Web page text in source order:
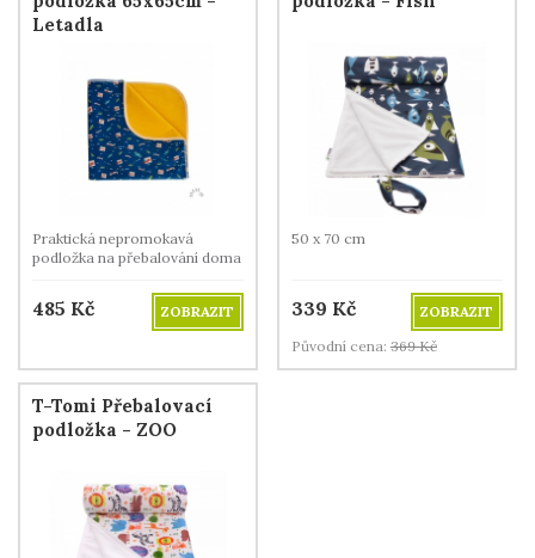
Letadla
Praktická nepromokavá
podložka na přebalování doma
485 Kč ZOBRAZIT
50 x 70 cm
339 Kč
ZOBRAZIT
Původní cena: 369 Kč
T-Tomi Přebalovací
podložka - ZOO